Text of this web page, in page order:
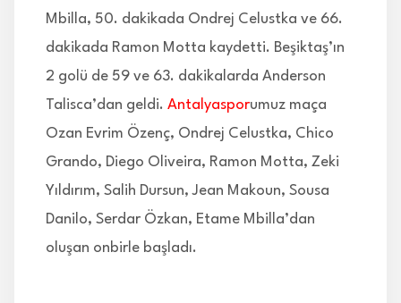
Mbilla, 50. dakikada Ondrej Celustka ve 66.
dakikada Ramon Motta kaydetti. Beşiktaş’ın
2 golü de 59 ve 63. dakikalarda Anderson
Talisca’dan geldi. Antalyasporumuz maça
Ozan Evrim Özenç, Ondrej Celustka, Chico
Grando, Diego Oliveira, Ramon Motta, Zeki
Yıldırım, Salih Dursun, Jean Makoun, Sousa
Danilo, Serdar Özkan, Etame Mbilla’dan
oluşan onbirle başladı.